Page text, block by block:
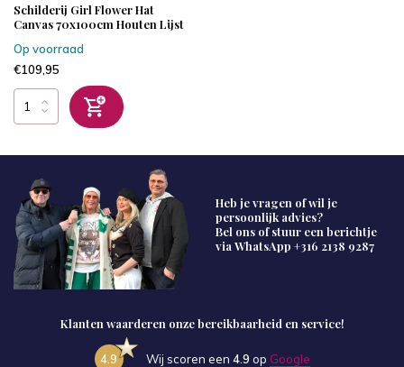
Schilderij Girl Flower Hat
Canvas 70x100cm Houten Lijst
Op voorraad
€109,95
Heb je vragen of wil je
persoonlijk advies?
Bel ons of stuur een berichtje
via WhatsApp +316 2138 9287
Klanten waarderen onze bereikbaarheid en service!
4.9 Wij scoren een 4.9 op Google